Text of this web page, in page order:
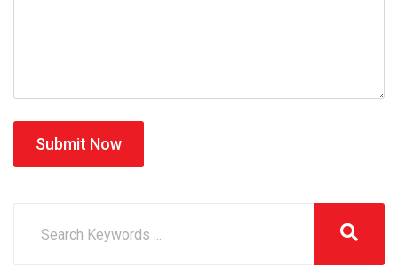
Submit Now